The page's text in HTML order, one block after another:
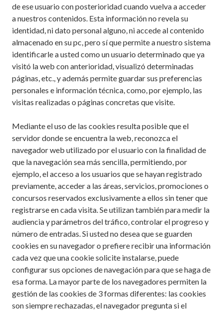
de ese usuario con posterioridad cuando vuelva a acceder
a nuestros contenidos. Esta información no revela su
identidad, ni dato personal alguno, ni accede al contenido
almacenado en su pc, pero sí que permite a nuestro sistema
identificarle a usted como un usuario determinado que ya
visitó la web con anterioridad, visualizó determinadas
páginas, etc., y además permite guardar sus preferencias
personales e información técnica, como, por ejemplo, las
visitas realizadas o páginas concretas que visite.
Mediante el uso de las cookies resulta posible que el
servidor donde se encuentra la web, reconozca el
navegador web utilizado por el usuario con la finalidad de
que la navegación sea más sencilla, permitiendo, por
ejemplo, el acceso a los usuarios que se hayan registrado
previamente, acceder a las áreas, servicios, promociones o
concursos reservados exclusivamente a ellos sin tener que
registrarse en cada visita. Se utilizan también para medir la
audiencia y parámetros del tráfico, controlar el progreso y
número de entradas. Si usted no desea que se guarden
cookies en su navegador o prefiere recibir una información
cada vez que una cookie solicite instalarse, puede
configurar sus opciones de navegación para que se haga de
esa forma. La mayor parte de los navegadores permiten la
gestión de las cookies de 3 formas diferentes: las cookies
son siempre rechazadas, el navegador pregunta si el